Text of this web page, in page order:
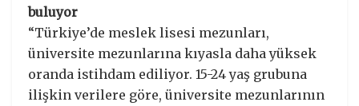
buluyor
“Türkiye’de meslek lisesi mezunları,
üniversite mezunlarına kıyasla daha yüksek
oranda istihdam ediliyor. 15-24 yaş grubuna
ilişkin verilere göre, üniversite mezunlarının